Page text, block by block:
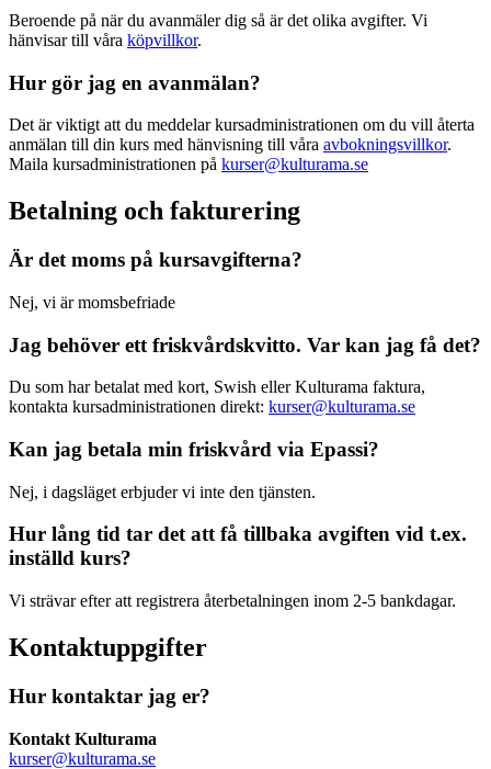
Beroende på när du avanmäler dig så är det olika avgifter. Vi
hänvisar till våra köpvillkor.
Hur gör jag en avanmälan?
Det är viktigt att du meddelar kursadministrationen om du vill återta
anmälan till din kurs med hänvisning till våra avbokningsvillkor.
Maila kursadministrationen på kurser@kulturama.se
Betalning och fakturering
Är det moms på kursavgifterna?
Nej, vi är momsbefriade
Jag behöver ett friskvårdskvitto. Var kan jag få det?
Du som har betalat med kort, Swish eller Kulturama faktura,
kontakta kursadministrationen direkt: kurser@kulturama.se
Kan jag betala min friskvård via Epassi?
Nej, i dagsläget erbjuder vi inte den tjänsten.
Hur lång tid tar det att få tillbaka avgiften vid t.ex.
inställd kurs?
Vi strävar efter att registrera återbetalningen inom 2-5 bankdagar.
Kontaktuppgifter
Hur kontaktar jag er?
Kontakt Kulturama
kurser@kulturama.se